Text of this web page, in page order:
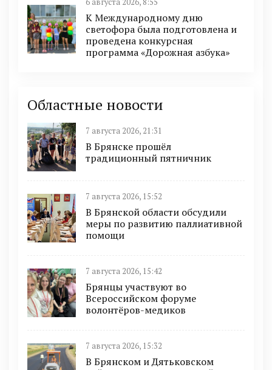
К Международному дню
светофора была подготовлена и
проведена конкурсная
программа «Дорожная азбука»
Областные новости
7 августа 2026, 21:31
В Брянске прошёл
традиционный пятничник
7 августа 2026, 15:52
В Брянской области обсудили
меры по развитию паллиативной
помощи
7 августа 2026, 15:42
Брянцы участвуют во
Всероссийском форуме
волонтёров-медиков
7 августа 2026, 15:32
В Брянском и Дятьковском